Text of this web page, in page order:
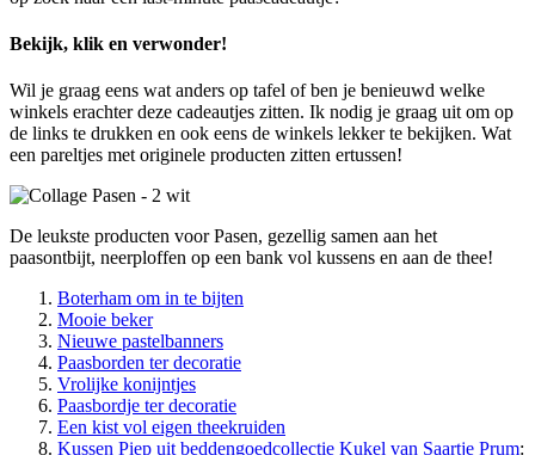
Bekijk, klik en verwonder!
Wil je graag eens wat anders op tafel of ben je benieuwd welke
winkels erachter deze cadeautjes zitten. Ik nodig je graag uit om op
de links te drukken en ook eens de winkels lekker te bekijken. Wat
een pareltjes met originele producten zitten ertussen!
De leukste producten voor Pasen, gezellig samen aan het
paasontbijt, neerploffen op een bank vol kussens en aan de thee!
Boterham om in te bijten
Mooie beker
Nieuwe pastelbanners
Paasborden ter decoratie
Vrolijke konijntjes
Paasbordje ter decoratie
Een kist vol eigen theekruiden
Kussen Piep uit beddengoedcollectie Kukel van Saartje Prum: